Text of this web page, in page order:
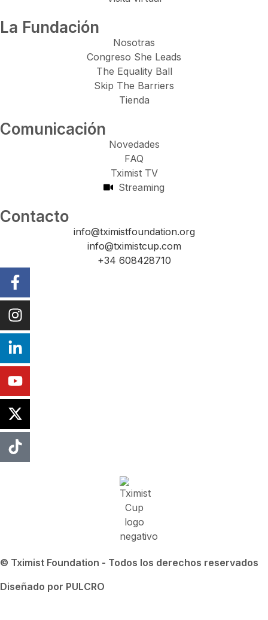
La Fundación
Nosotras
Congreso She Leads
The Equality Ball
Skip The Barriers
Tienda
Comunicación
Novedades
FAQ
Tximist TV
Streaming
Contacto
info@tximistfoundation.org
info@tximistcup.com
+34 608428710
© Tximist Foundation - Todos los derechos reservados
Diseñado por PULCRO